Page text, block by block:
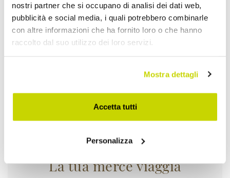
nostri partner che si occupano di analisi dei dati web,
pubblicità e social media, i quali potrebbero combinarle
con altre informazioni che ha fornito loro o che hanno
raccolto dal suo utilizzo dei loro servizi.
Mostra dettagli
Accetta tutti
Personalizza
La tua merce viaggia